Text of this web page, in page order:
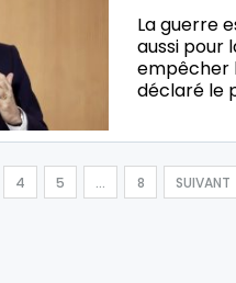
La guerre
aussi pour
empêcher
déclaré le
4 5 … 8 SUIVANT